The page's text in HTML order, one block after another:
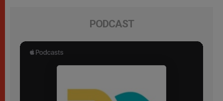
PODCAST